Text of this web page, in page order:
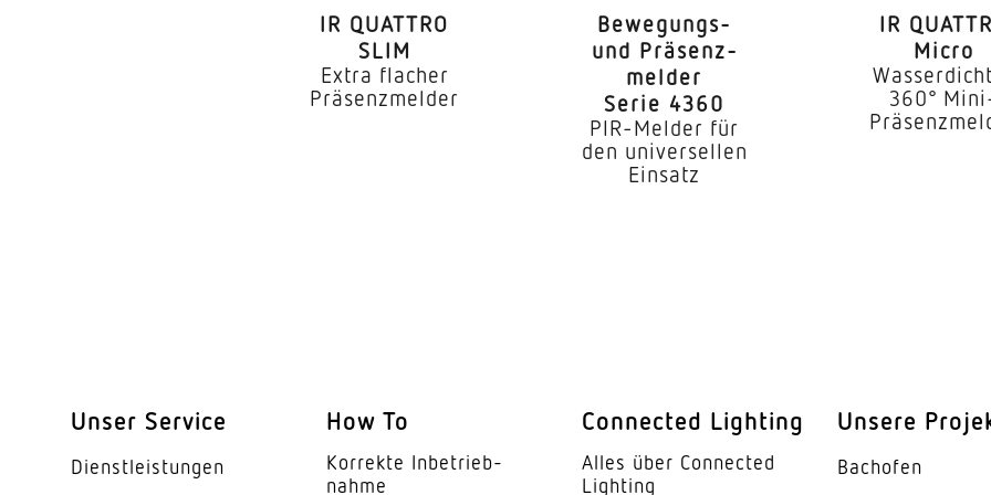
Innenbereich
Montageort
Decke
Unterputz
2,00 – 12,00 m
Erfassungswinkel
360 °
Öffnungswinkel
160 °
IR QUATTRO
SLIM
Extra flacher
Präsenzmelder
Bewe­gungs-
und Präsenz­
melder
Serie 4360
PIR-Melder für
den universellen
Einsatz
IR
Micro
360°
Unser Service
Dienst­leis­tungen
How To
Korrekte Inbe­trieb­
nahme
Connected Lighting
Alles über Connected
Lighting
Unsere
Bachofen